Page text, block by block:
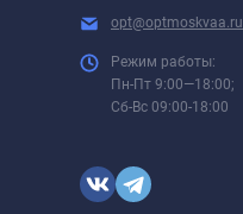
opt@optmoskvaa.ru
Режим работы:
Пн-Пт 9:00—18:00;
Сб-Вс 09:00-18:00